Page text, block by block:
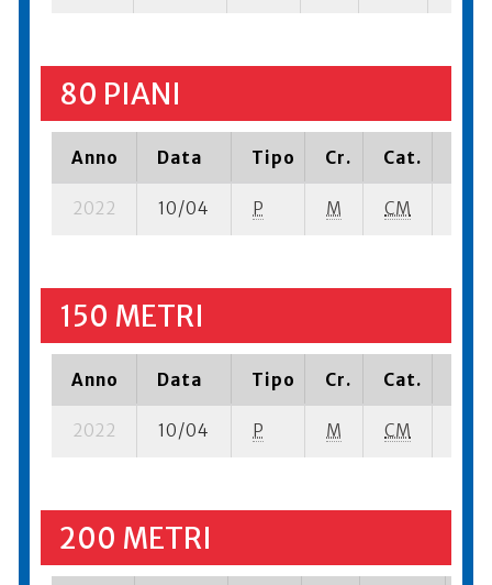
80 PIANI
Anno Data Tipo Cr. Cat.
2022 10/04 P M CM
150 METRI
Anno Data Tipo Cr. Cat.
2022 10/04 P M CM
200 METRI